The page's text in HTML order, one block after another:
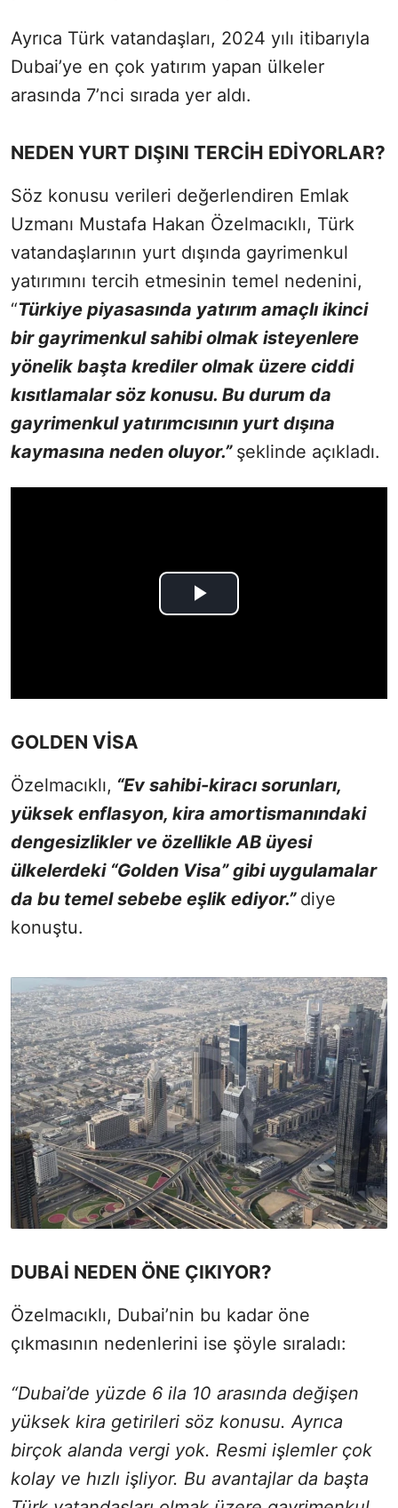
Ayrıca Türk vatandaşları, 2024 yılı itibarıyla
Dubai’ye en çok yatırım yapan ülkeler
arasında 7’nci sırada yer aldı.
NEDEN YURT DIŞINI TERCİH EDİYORLAR?
Söz konusu verileri değerlendiren Emlak
Uzmanı Mustafa Hakan Özelmacıklı, Türk
vatandaşlarının yurt dışında gayrimenkul
yatırımını tercih etmesinin temel nedenini,
“Türkiye piyasasında yatırım amaçlı ikinci
bir gayrimenkul sahibi olmak isteyenlere
yönelik başta krediler olmak üzere ciddi
kısıtlamalar söz konusu. Bu durum da
gayrimenkul yatırımcısının yurt dışına
kaymasına neden oluyor.” şeklinde açıkladı.
GOLDEN VİSA
Özelmacıklı, “Ev sahibi-kiracı sorunları,
yüksek enflasyon, kira amortismanındaki
dengesizlikler ve özellikle AB üyesi
ülkelerdeki “Golden Visa” gibi uygulamalar
da bu temel sebebe eşlik ediyor.” diye
konuştu.
DUBAİ NEDEN ÖNE ÇIKIYOR?
Özelmacıklı, Dubai’nin bu kadar öne
çıkmasının nedenlerini ise şöyle sıraladı:
“Dubai’de yüzde 6 ila 10 arasında değişen
yüksek kira getirileri söz konusu. Ayrıca
birçok alanda vergi yok. Resmi işlemler çok
kolay ve hızlı işliyor. Bu avantajlar da başta